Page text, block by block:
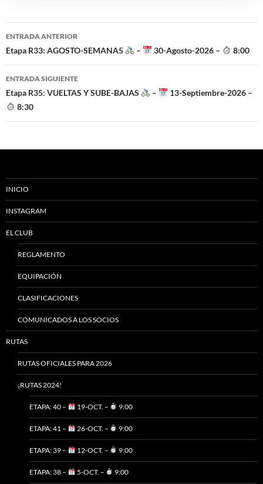
Navegación
de
entradas
ENTRADA ANTERIOR
Etapa R33: AGOSTO-SEMANA5 – 30-Agosto-2026 – 8:00
ENTRADA SIGUIENTE
Etapa R35: VUELTAS Y SUBE-BAJAS –
13-Septiembre-2026 –
8:30
INICIO
INSTAGRAM
EL CLUB
REGLAMENTO
EQUIPACIÓN
CLASIFICACIONES
COMUNICADOS A LOS SOCIOS
RUTAS
RUTAS OFICIALES PARA 2026
¡RUTAS 2024!
ETAPA: 40 – 19-OCT. – 9:00
ETAPA: 41 – 26-OCT. – 9:00
ETAPA: 39 – 12-OCT. – 9:00
ETAPA: 38 – 5-OCT. – 9:00